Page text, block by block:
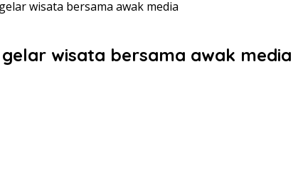
wisata bersama awak media
wisata bersama awak media